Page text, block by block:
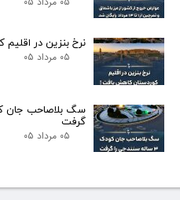
نرخ بنزین در
۰۵ مرداد ۰۵
گرفت
۰۵ مرداد ۰۵